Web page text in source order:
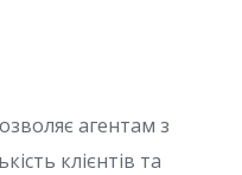
агентам з
клієнтів та